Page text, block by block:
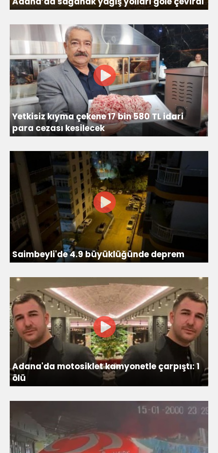
Yetkisiz kıyma çekene 17 bin 580 TL idari
para cezası kesilecek
Saimbeyli'de 4.9 büyüklüğünde deprem
Adana'da motosiklet kamyonetle çarpıştı: 1
ölü